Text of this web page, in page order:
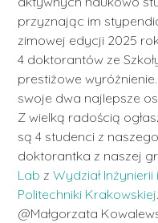
przyznając im
zimowej edycji 2025
4 doktorantów ze
prestiżowe
swoje dwa najlepsze
Z wielką radością
są 4 studenci z
doktorantka z naszej
Lab zWydział
Politechniki Krakowskiej
@Małgorzata